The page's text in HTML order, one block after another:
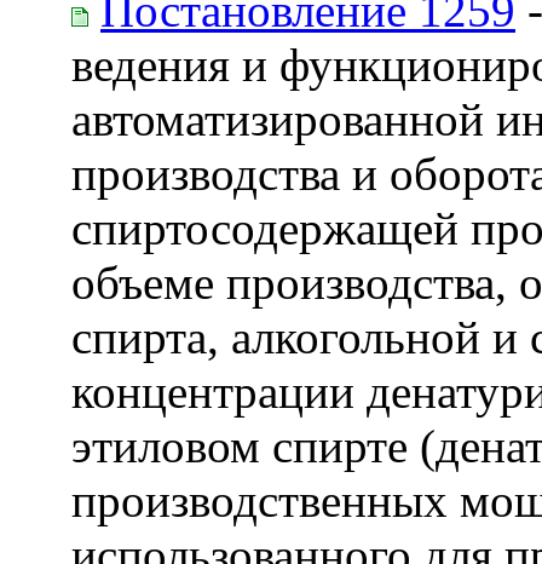
ведения и
автоматизированной
производства и
спиртосодержащей
объеме производства,
спирта, алкогольной
концентрации
этиловом спирте
производственных